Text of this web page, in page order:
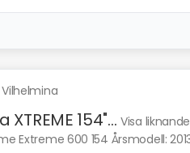
Vilhelmina
154"... Visa liknande
Extreme 600 154 Årsmodell: